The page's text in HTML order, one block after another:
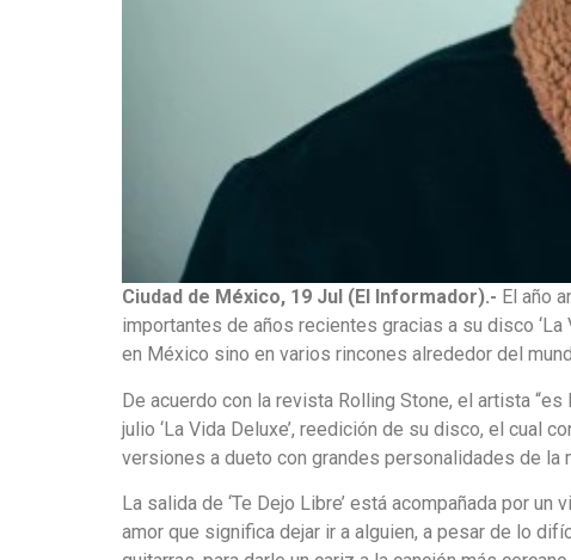
Ciudad de México, 19 Jul (El Informador).- El año
importantes de años recientes gracias a su disco
en México sino en varios rincones alrededor del
De acuerdo con la revista Rolling Stone, el artista
julio ‘La Vida Deluxe’, reedición de su disco, el cual
versiones a dueto con grandes personalidades de la
La salida de ‘Te Dejo Libre’ está acompañada por
amor que significa dejar ir a alguien, a pesar de lo